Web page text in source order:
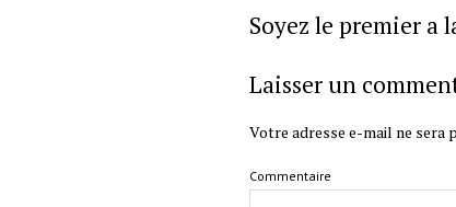
Soyez le premier a
Laisser un
Votre adresse e-mail ne sera
Commentaire